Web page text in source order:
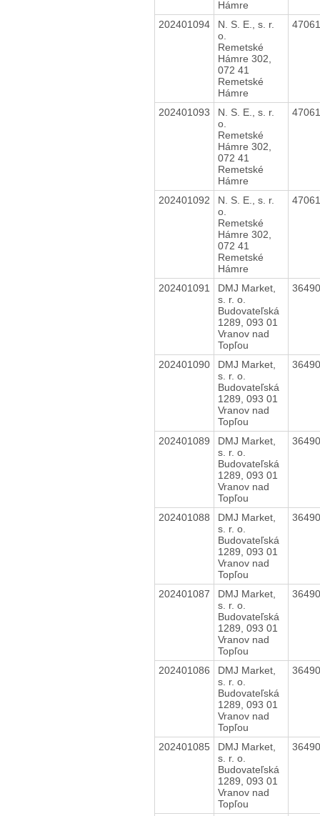
Hámre
202401094
N. S. E., s. r.
o.
Remetské
Hámre 302,
072 41
Remetské
Hámre
202401093
N. S. E., s. r.
o.
Remetské
Hámre 302,
072 41
Remetské
Hámre
202401092
N. S. E., s. r.
o.
Remetské
Hámre 302,
072 41
Remetské
Hámre
202401091
DMJ Market,
s. r. o.
Budovateľská
1289, 093 01
Vranov nad
Topľou
202401090
DMJ Market,
s. r. o.
Budovateľská
1289, 093 01
Vranov nad
Topľou
202401089
DMJ Market,
s. r. o.
Budovateľská
1289, 093 01
Vranov nad
Topľou
202401088
DMJ Market,
s. r. o.
Budovateľská
1289, 093 01
Vranov nad
Topľou
202401087
DMJ Market,
s. r. o.
Budovateľská
1289, 093 01
Vranov nad
Topľou
202401086
DMJ Market,
s. r. o.
Budovateľská
1289, 093 01
Vranov nad
Topľou
202401085
DMJ Market,
s. r. o.
Budovateľská
1289, 093 01
Vranov nad
Topľou